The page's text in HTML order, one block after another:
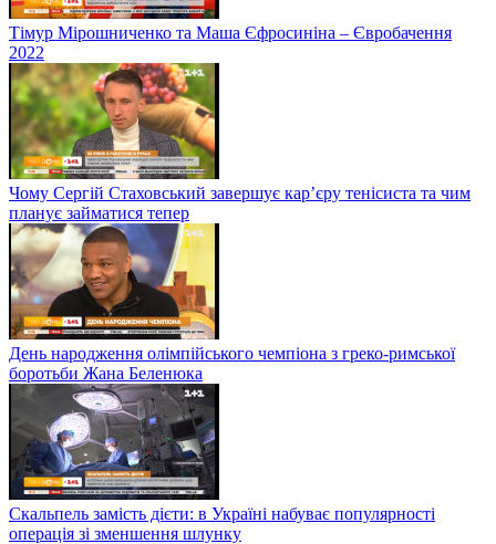
Тімур Мірошниченко та Маша Єфросиніна – Євробачення
2022
Чому Сергій Стаховський завершує кар’єру тенісиста та чим
планує займатися тепер
День народження олімпійського чемпіона з греко-римської
боротьби Жана Беленюка
Скальпель замість дієти: в Україні набуває популярності
операція зі зменшення шлунку